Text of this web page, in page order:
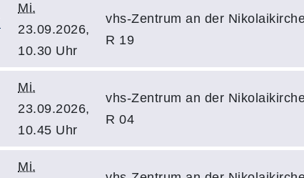
Mi.
23.09.2026,
10.30 Uhr
vhs-Zentrum an der
R 19
Mi.
23.09.2026,
10.45 Uhr
vhs-Zentrum an der
R 04
Mi.